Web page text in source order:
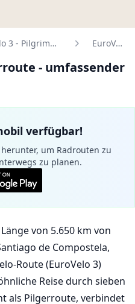
EuroVelo 3 - Pilgrims Route EuroVelo 3
- umfassender
verfügbar!
um Radrouten zu
zu planen.
von 5.650 km von
de Compostela,
-Route (EuroVelo 3)
Reise durch sieben
als Pilgerroute, verbindet